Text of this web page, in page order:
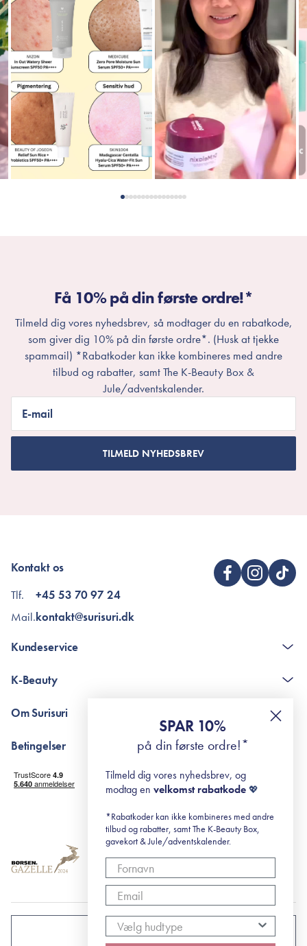
Få 10% på din første ordre!*
Tilmeld dig vores nyhedsbrev, så modtager du en rabatkode,
som giver dig 10% på din første ordre*. (Husk at tjekke
spammail) *Rabatkoder kan ikke kombineres med andre
tilbud og rabatter, samt The K-Beauty Box &
Jule/adventskalender.
E-mail
TILMELD NYHEDSBREV
Kontakt os
Tlf.
Mail.
+45 53 70 97 24
kontakt@surisuri.dk
Kundeservice
The K-Beauty Box - spørgsmål og svar
RE-ZIP
K-Beauty
Retinol for begyndere
surisuri's mini guide til rosacea
Om Surisuri
Black Friday
Betingelser
Levering og returnering
Handelsbetingelser
Abonnementsbetingelser
DANMARK
SPAR 10%
på din første ordre!*
Tilmeld dig vores nyhedsbrev, og
modtag en velkomst rabatkode 💖
*Rabatkoder kan ikke kombineres med andre
tilbud og rabatter, samt The K-Beauty Box,
gavekort & Jule/adventskalender.